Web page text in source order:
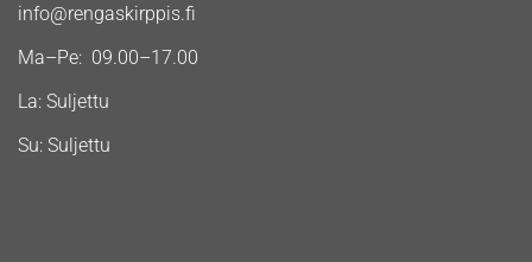
info@rengaskirppis.fi
Ma–Pe: 09.00–17.00
La: Suljettu
Su: Suljettu